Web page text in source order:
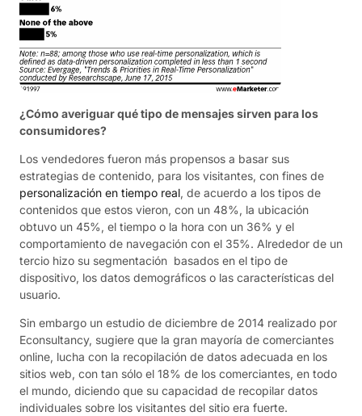
¿Cómo averiguar qué tipo de mensajes sirven para los
consumidores?
Los vendedores fueron más propensos a basar sus
estrategias de contenido, para los visitantes, con fines de
personalización en tiempo real, de acuerdo a los tipos de
contenidos que estos vieron, con un 48%, la ubicación
obtuvo un 45%, el tiempo o la hora con un 36% y el
comportamiento de navegación con el 35%. Alrededor de un
tercio hizo su segmentación basados en el tipo de
dispositivo, los datos demográficos o las características del
usuario.
Sin embargo un estudio de diciembre de 2014 realizado por
Econsultancy, sugiere que la gran mayoría de comerciantes
online, lucha con la recopilación de datos adecuada en los
sitios web, con tan sólo el 18% de los comerciantes, en todo
el mundo, diciendo que su capacidad de recopilar datos
individuales sobre los visitantes del sitio era fuerte.